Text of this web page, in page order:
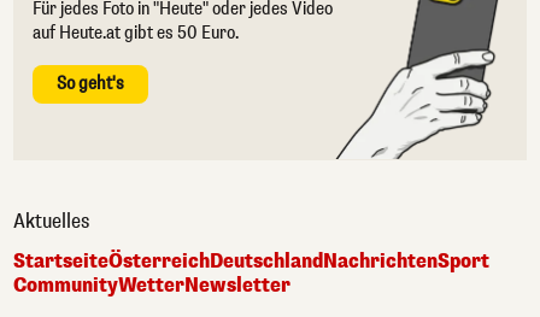
Für jedes Foto in "Heute" oder jedes Video
auf Heute.at gibt es 50 Euro.
So geht's
Aktuelles
StartseiteÖsterreichDeutschlandNachrichtenSport
CommunityWetterNewsletter